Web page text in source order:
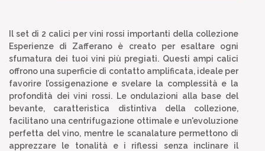
Il set di 2 calici per vini rossi importanti della collezione
Esperienze di Zafferano è creato per esaltare ogni
sfumatura dei tuoi vini più pregiati. Questi ampi calici
offrono una superficie di contatto amplificata, ideale per
favorire l’ossigenazione e svelare la complessità e la
profondità dei vini rossi. Le ondulazioni alla base del
bevante, caratteristica distintiva della collezione,
facilitano una centrifugazione ottimale e un'evoluzione
perfetta del vino, mentre le scanalature permettono di
apprezzare le tonalità e i riflessi senza inclinare il